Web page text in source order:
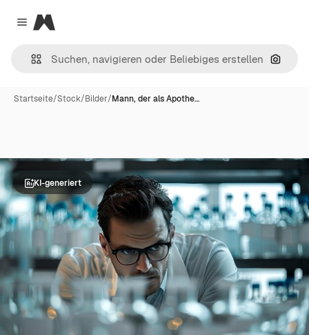
Close menu
Magnific
Nach
Startseite/Stock/Bilder/Mann, der als Apothe…
KI-generiert